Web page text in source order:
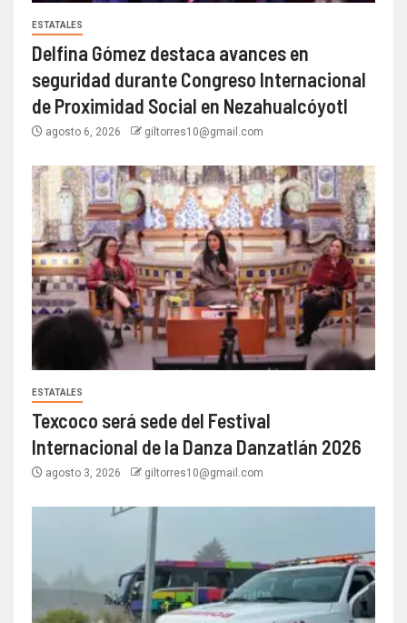
ESTATALES
Delfina Gómez destaca avances en
seguridad durante Congreso Internacional
de Proximidad Social en Nezahualcóyotl
agosto 6, 2026 giltorres10@gmail.com
ESTATALES
Texcoco será sede del Festival
Internacional de la Danza Danzatlán 2026
agosto 3, 2026 giltorres10@gmail.com